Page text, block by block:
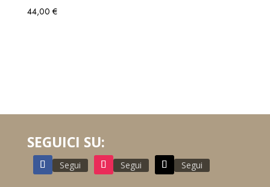
44,00 €
SEGUICI SU:
Segui Segui Segui